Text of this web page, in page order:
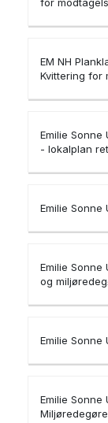
EM NH
Kvittering for
Emilie
- lokalplan
Emilie
Emilie
og
Emilie Sonne
Emilie